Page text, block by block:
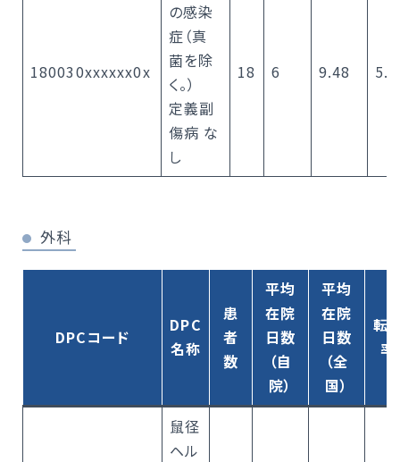
180030xxxxxx0x
の感染
症（真
菌を除
く。）
定義副
傷病 な
し
18 6 9.48
外科
DPCコード
DPC
名称
患
者
数
平均
在院
日数
（自
院）
平均
在院
日数
（全
国）
転
率
鼠径
ヘル